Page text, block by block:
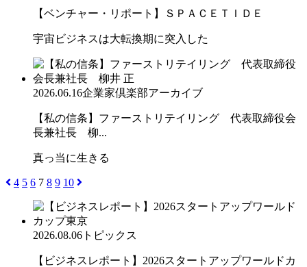
【ベンチャー・リポート】ＳＰＡＣＥＴＩＤＥ
宇宙ビジネスは大転換期に突入した
2026.06.16企業家倶楽部アーカイブ
【私の信条】ファーストリテイリング 代表取締役会
長兼社長 柳...
真っ当に生きる
4 5 6 7 8 9 10
2026.08.06 トピックス
【ビジネスレポート】2026スタートアップワールドカ